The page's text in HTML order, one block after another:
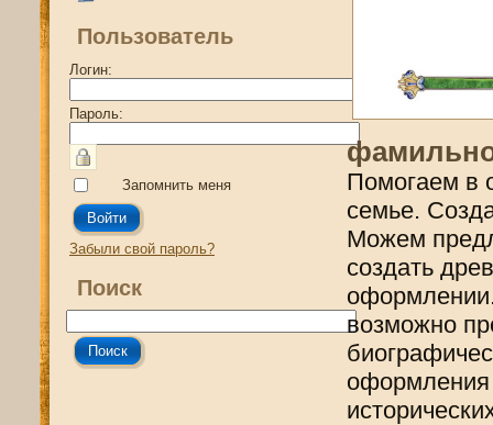
Пользователь
Логин:
Пароль:
Запомнить меня
Забыли свой пароль?
Поиск
Помогаем в
семье.
Можем
создать
возможно
оформления